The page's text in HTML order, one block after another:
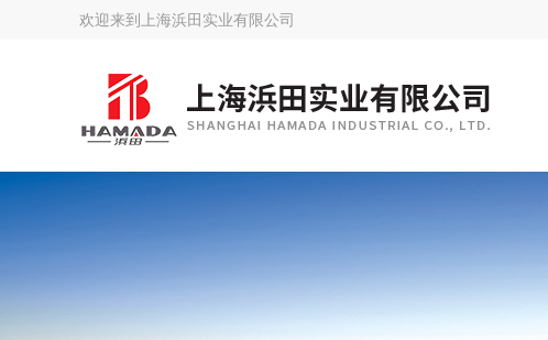
欢迎来到 上海浜田实业有限公司